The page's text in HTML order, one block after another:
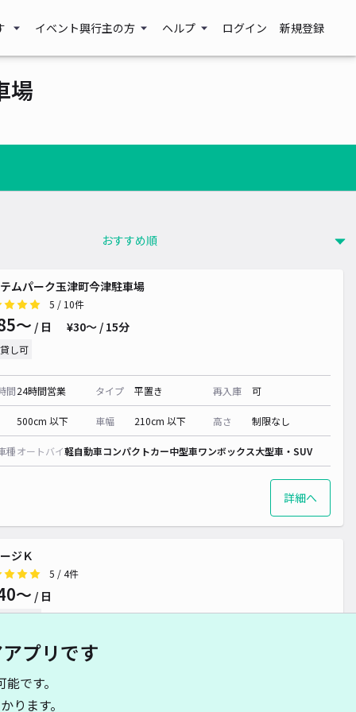
イベント興行主の方 ヘルプ ログイン 新規登録
場
ムパーク玉津町今津駐車場
5 / 10件
〜 / 日 ¥30〜 / 15分
し可
間24時間営業 タイプ 平置き 再入庫 可
500cm 以下 車幅 210cm 以下 高さ 制限なし
種オートバイ軽自動車コンパクトカー中型車ワンボックス大型車・SUV
詳細へ
ジＫ
5 / 4件
〜 / 日
間 24時間営業
600cm 以下
プリです
です。
ります。